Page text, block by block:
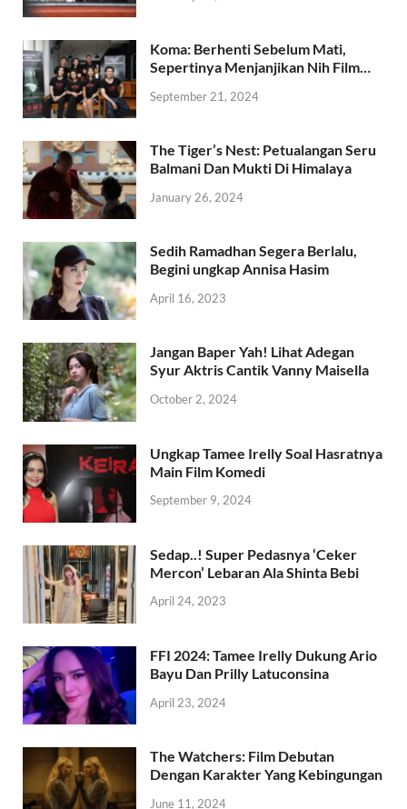
Koma: Berhenti Sebelum Mati,
Sepertinya Menjanjikan Nih Film…
September 21, 2024
The Tiger’s Nest: Petualangan Seru
Balmani Dan Mukti Di Himalaya
January 26, 2024
Sedih Ramadhan Segera Berlalu,
Begini ungkap Annisa Hasim
April 16, 2023
Jangan Baper Yah! Lihat Adegan
Syur Aktris Cantik Vanny Maisella
October 2, 2024
Ungkap Tamee Irelly Soal Hasratnya
Main Film Komedi
September 9, 2024
Sedap..! Super Pedasnya ‘Ceker
Mercon’ Lebaran Ala Shinta Bebi
April 24, 2023
FFI 2024: Tamee Irelly Dukung Ario
Bayu Dan Prilly Latuconsina
April 23, 2024
The Watchers: Film Debutan
Dengan Karakter Yang Kebingungan
June 11, 2024